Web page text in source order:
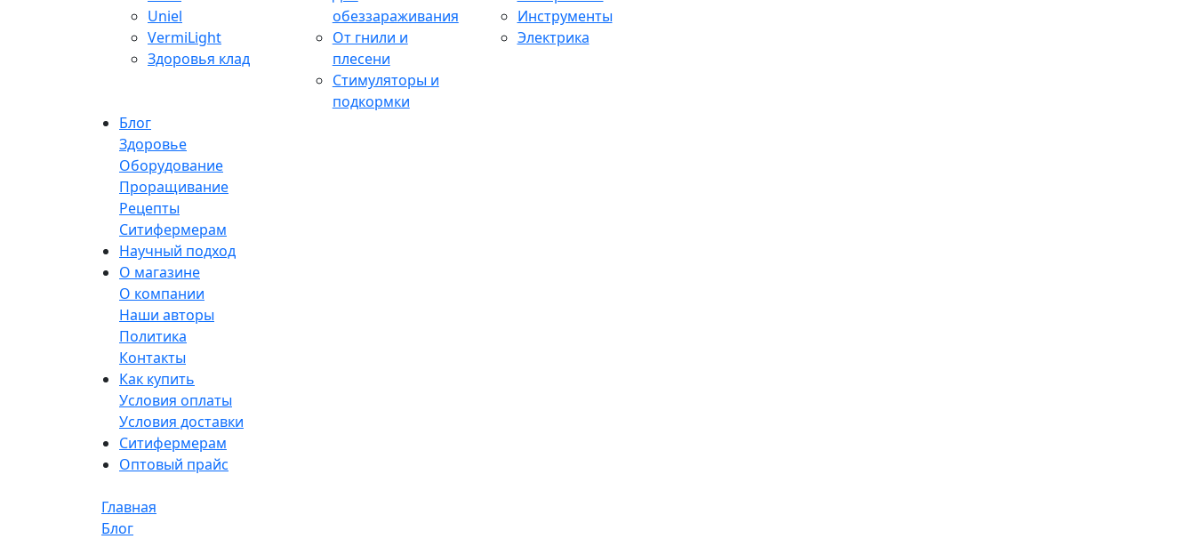
Uniel
VermiLight
Здоровья клад
обеззараживания
От гнили и
плесени
Стимуляторы и
подкормки
Инструменты
Электрика
Блог
Здоровье
Оборудование
Проращивание
Рецепты
Ситифермерам
Научный подход
О магазине
О компании
Наши авторы
Политика
Контакты
Как купить
Условия оплаты
Условия доставки
Ситифермерам
Оптовый прайс
Главная
Блог